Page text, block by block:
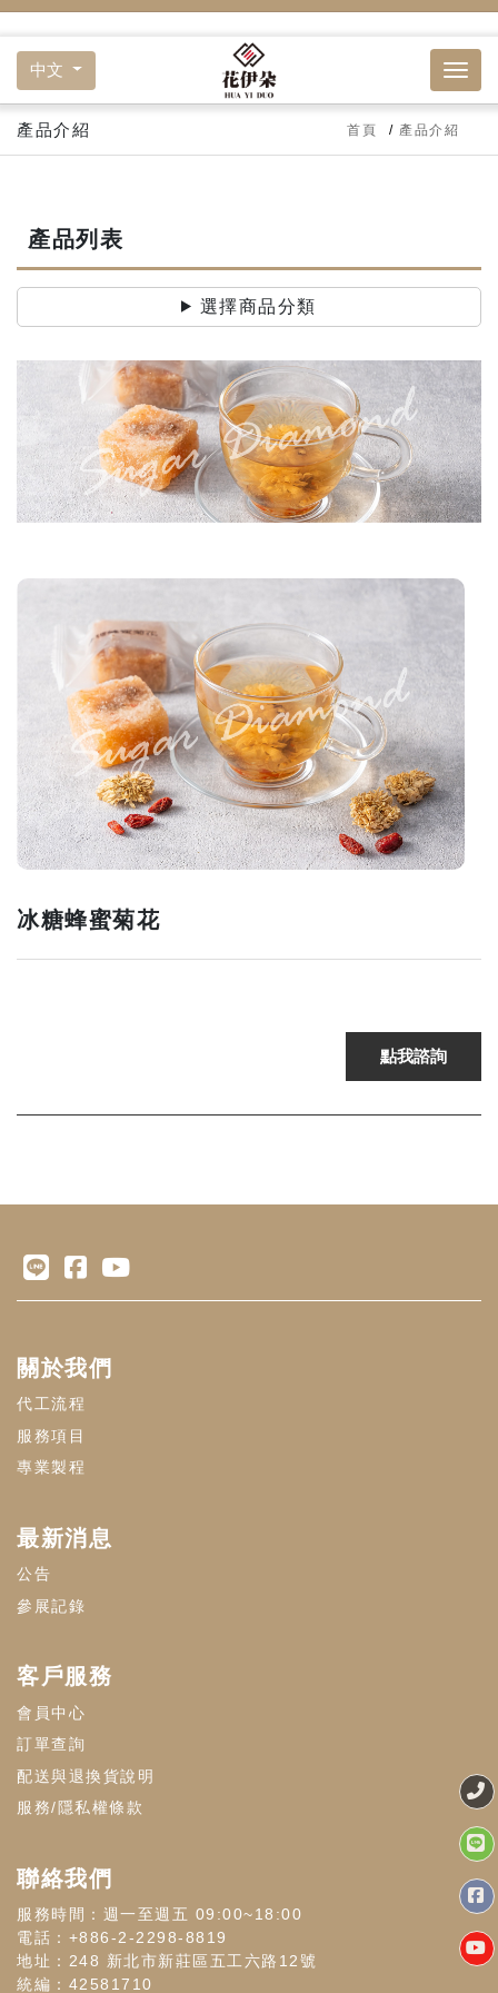
中文
產品介紹 首頁 產品介紹
產品列表
選擇商品分類
冰糖蜂蜜菊花
關於我們
代工流程
服務項目
專業製程
最新消息
公告
參展記錄
客戶服務
會員中心
訂單查詢
配送與退換貨說明
服務/隱私權條款
聯絡我們
服務時間：週一至週五 09:00~18:00
電話：+886-2-2298-8819
地址：248 新北市新莊區五工六路12號
統編：42581710